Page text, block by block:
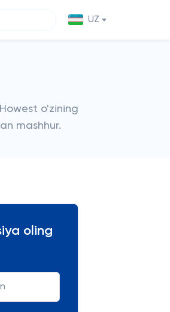
UZ
o'zining
mashhur.
oling